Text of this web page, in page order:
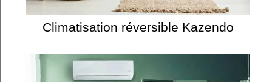
Climatisation réversible Kazendo